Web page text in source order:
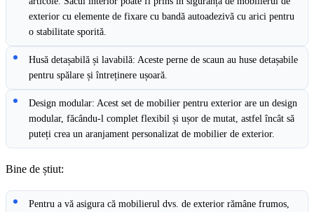
exterior cu elemente de fixare cu bandă autoadezivă cu arici pentru
o stabilitate sporită.
Husă detașabilă și lavabilă: Aceste perne de scaun au huse detașabile
pentru spălare și întreținere ușoară.
Design modular: Acest set de mobilier pentru exterior are un design
modular, făcându-l complet flexibil și ușor de mutat, astfel încât să
puteți crea un aranjament personalizat de mobilier de exterior.
Bine de știut:
Pentru a vă asigura că mobilierul dvs. de exterior rămâne frumos,